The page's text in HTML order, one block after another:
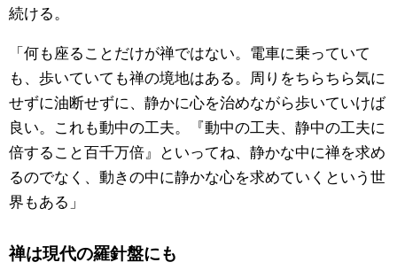
続ける。
「何も座ることだけが禅ではない。電車に乗っていて
も、歩いていても禅の境地はある。周りをちらちら気に
せずに油断せずに、静かに心を治めながら歩いていけば
良い。これも動中の工夫。『動中の工夫、静中の工夫に
倍すること百千万倍』といってね、静かな中に禅を求め
るのでなく、動きの中に静かな心を求めていくという世
界もある」
禅は現代の羅針盤にも